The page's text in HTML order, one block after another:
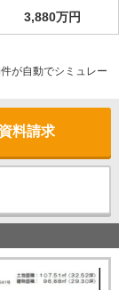
3,880万円
が自動でシミュレー
資料請求